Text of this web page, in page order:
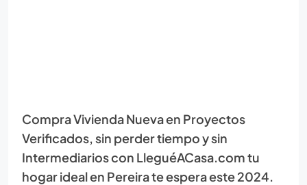
Compra Vivienda Nueva en Proyectos
Verificados, sin perder tiempo y sin
Intermediarios con LleguéACasa.com tu
hogar ideal en Pereira te espera este 2024.